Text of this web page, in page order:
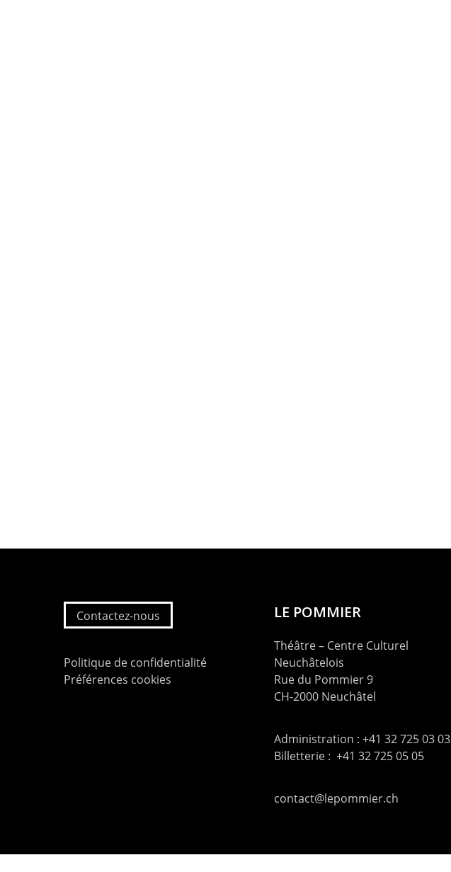
Contactez-nous
Politique de confidentialité
Préférences cookies
LE POMMIER
Théâtre – Centre Culturel
Neuchâtelois
Rue du Pommier 9
CH-2000 Neuchâtel
Administration : +41 32 725 03 03
Billetterie : +41 32 725 05 05
contact@lepommier.ch